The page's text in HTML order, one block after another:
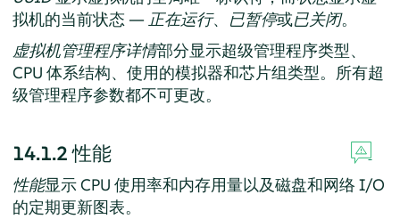
拟机的当前状态 — 正在运行、 已暂停或已关闭。
虚拟机管理程序详情部分显示超级管理程序类型、
CPU 体系结构、使用的模拟器和芯片组类型。所有超
级管理程序参数都不可更改。
14.1.2性能
性能显示 CPU 使用率和内存用量以及磁盘和网络 I/O
的定期更新图表。